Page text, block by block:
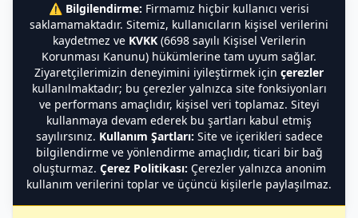
⚠️ Bilgilendirme: Firmamız hiçbir kullanıcı verisi
saklamamaktadır. Sitemiz, kullanıcıların kişisel verilerini
kaydetmez ve KVKK(6698 sayılı Kişisel Verilerin
Korunması Kanunu) hükümlerine tam uyum sağlar.
Ziyaretçilerimizin deneyimini iyileştirmek için çerezler
kullanılmaktadır; bu çerezler yalnızca site fonksiyonları
ve performans amaçlıdır, kişisel veri toplamaz. Siteyi
kullanmaya devam ederek bu şartları kabul etmiş
sayılırsınız. Kullanım Şartları: Site ve içerikleri sadece
bilgilendirme ve yönlendirme amaçlıdır, ticari bir bağ
oluşturmaz. Çerez Politikası: Çerezler yalnızca anonim
kullanım verilerini toplar ve üçüncü kişilerle paylaşılmaz.